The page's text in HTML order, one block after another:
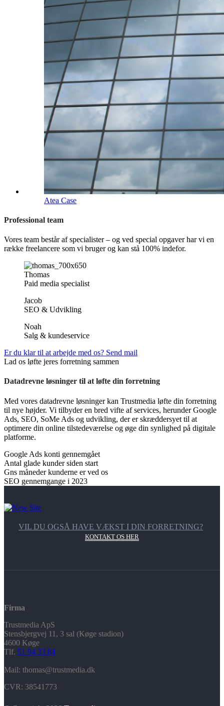
Atea Case
Professional team
Vores team består af specialister – og ved special opgaver har vi en
række freelancere som vi bruger og kan stå 100% indefor.
Thomas
Paid media specialist
Jacob
SEO & Udvikling
Noah
Salg & kundeservice
Er du klar til at arbejde med os? Send mail
Lad os løfte jeres forretning sammen
Datadrevne løsninger til at løfte din forretning
Med vores datadrevne løsninger kan Trustmedia løfte din forretning
til nye højder. Vi tilbyder en bred vifte af services, herunder Google
Ads, SEO, SoMe Ads og udvikling, der er skræddersyet til at
optimere din online tilstedeværelse og øge din synlighed på digitale
platforme.
Google Ads konti gennemgået
Antal glade kunder siden start
Gns måneder kunderne er ved os
SEO gennemgange i 2023
VIL DU OGSÅ HAVE VÆKST I DIN FORRETNING?
KONTAKT OS HER
Firma
Trustmedia ApS
Stensbjergvej 11, 3 sal (Køge stadion)
4600 Køge
Tlf. 51 94 33 84
Mail: thomas@trustmedia.dk
CVR: 38541773